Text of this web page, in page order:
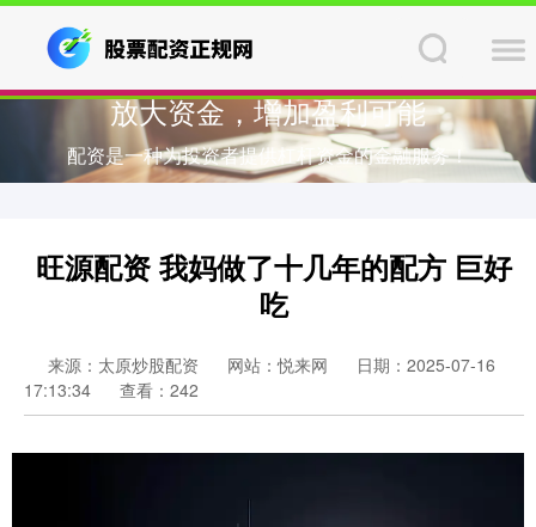
放大资金，增加盈利可能
配资是一种为投资者提供杠杆资金的金融服务！
旺源配资 我妈做了十几年的配方 巨好
吃
来源：太原炒股配资 网站：悦来网
日期：2025-07-16
17:13:34
查看：242